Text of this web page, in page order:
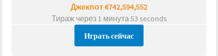
Джекпот€742,594,552
Тираж через 1 минута 53 seconds
Играть сейчас